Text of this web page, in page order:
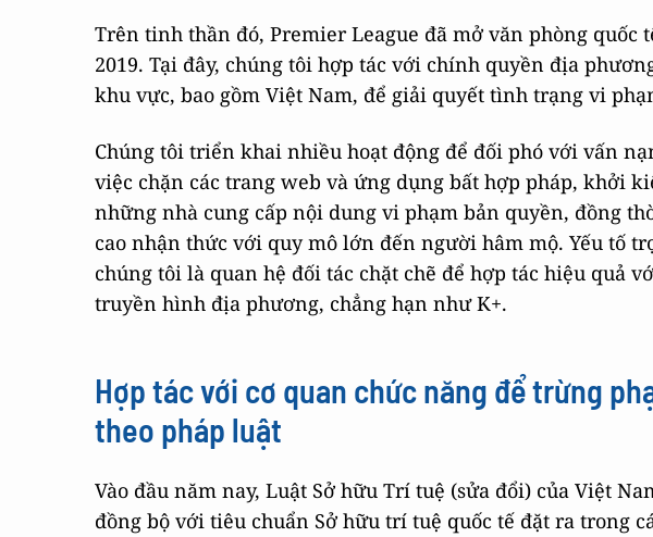
Trên tinh thần đó, Premier League đã mở văn phòng quốc
2019. Tại đây, chúng tôi hợp tác với chính quyền địa
khu vực, bao gồm Việt Nam, để giải quyết tình trạng vi
Chúng tôi triển khai nhiều hoạt động để đối phó với vấn
việc chặn các trang web và ứng dụng bất hợp pháp, khởi
những nhà cung cấp nội dung vi phạm bản quyền, đồng
cao nhận thức với quy mô lớn đến người hâm mộ. Yếu tố
chúng tôi là quan hệ đối tác chặt chẽ để hợp tác hiệu quả
truyền hình địa phương, chẳng hạn như K+.
Hợp tác với cơ quan chức năng để trừng
theo pháp luật
Vào đầu năm nay, Luật Sở hữu Trí tuệ (sửa đổi) của Việt
đồng bộ với tiêu chuẩn Sở hữu trí tuệ quốc tế đặt ra trong